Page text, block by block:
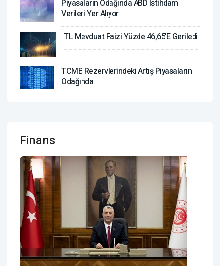
Piyasaların Odağında ABD Istihdam
Verileri Yer Alıyor
TL Mevduat Faizi Yüzde 46,65'e Geriledi
TCMB Rezervlerindeki Artış Piyasaların
Odağında
Finans